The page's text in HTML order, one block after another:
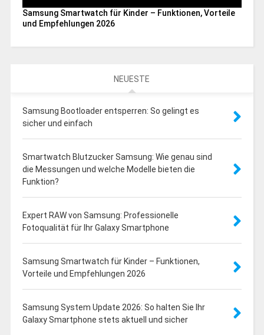
Samsung Smartwatch für Kinder – Funktionen, Vorteile
und Empfehlungen 2026
NEUESTE
Samsung Bootloader entsperren: So gelingt es
sicher und einfach
Smartwatch Blutzucker Samsung: Wie genau sind
die Messungen und welche Modelle bieten die
Funktion?
Expert RAW von Samsung: Professionelle
Fotoqualität für Ihr Galaxy Smartphone
Samsung Smartwatch für Kinder – Funktionen,
Vorteile und Empfehlungen 2026
Samsung System Update 2026: So halten Sie Ihr
Galaxy Smartphone stets aktuell und sicher